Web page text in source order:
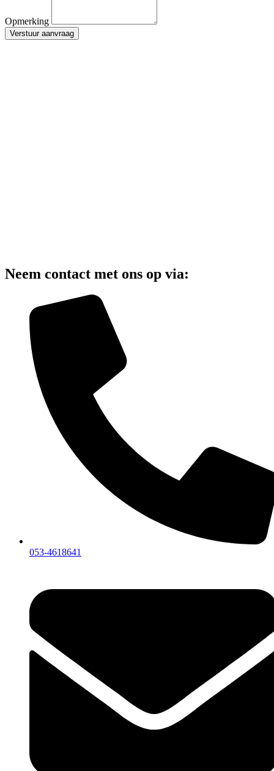
Opmerking
Verstuur aanvraag
Neem contact met ons op via:
053-4618641